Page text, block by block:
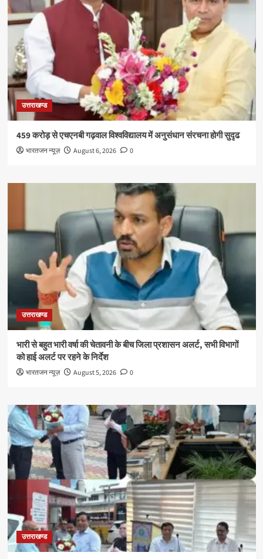
उत्तराखण्ड
459 करोड़ से एचएनबी गढ़वाल विश्वविद्यालय में अनुसंधान संरचना होगी सुदृढ
भारतजन न्यूज़ August 6, 2026 0
उत्तराखण्ड
भारी से बहुत भारी वर्षा की चेतावनी के बीच जिला प्रशासन अलर्ट, सभी विभागों
को हाई अलर्ट पर रहने के निर्देश
भारतजन न्यूज़ August 5, 2026 0
उत्तराखण्ड